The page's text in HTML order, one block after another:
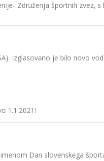
Združenja športnih zvez,
Izglasovano je bilo novo
1.1.2021!
Dan slovenskega